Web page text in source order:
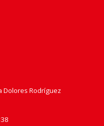
Dolores Rodríguez